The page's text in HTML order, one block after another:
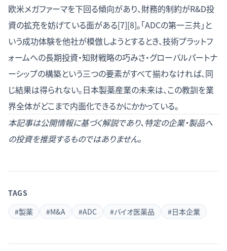
欧米メガファーマを下回る傾向があり、財務的制約がR&D投
資の拡充を妨げている面がある[7][8]。「ADCの第一三共」と
いう成功体験を他社が模倣しようとするとき、技術プラットフ
ォームへの長期投資・知財戦略の巧みさ・グローバルパートナ
ーシップの構築という三つの要素がすべて揃わなければ、同
じ結果は得られない。日本製薬産業の未来は、この教訓を業
界全体がどこまで内面化できるかにかかっている。
本記事は公開情報に基づく解説であり、特定の企業・製品へ
の投資を推奨するものではありません。
TAGS
#製薬 #M&A #ADC #バイオ医薬品 #日本企業